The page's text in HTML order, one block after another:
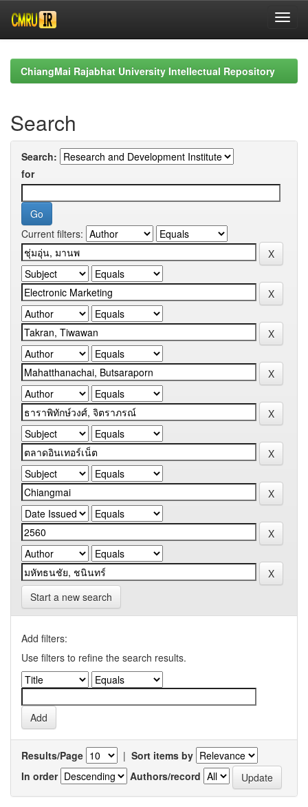
navigationChiangMai Rajabhat University Intellectual Repository
Search
Search:
for
Current filters:
Start a new search
Add filters:
Use filters to refine the search results.
Results/Page | Sort items by
In order
Authors/record